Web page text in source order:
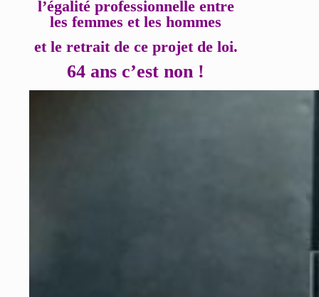
l’égalité professionnelle entre
les femmes et les hommes
et le retrait de ce projet de loi.
64 ans c’est non !